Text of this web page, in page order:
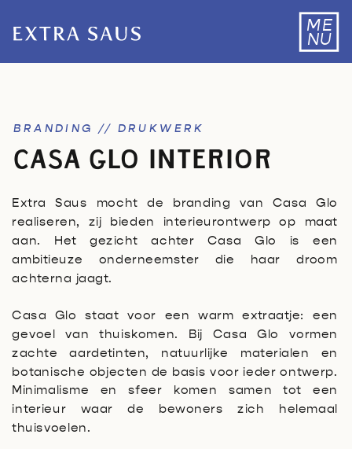
ME
NU
BRANDING // DRUKWERK
CASA GLO INTERIOR
Extra Saus mocht de branding van Casa Glo
realiseren, zij bieden interieurontwerp op maat
aan. Het gezicht achter Casa Glo is een
ambitieuze onderneemster die haar droom
achterna jaagt.
Casa Glo staat voor een warm extraatje: een
gevoel van thuiskomen. Bij Casa Glo vormen
zachte aardetinten, natuurlijke materialen en
botanische objecten de basis voor ieder ontwerp.
Minimalisme en sfeer komen samen tot een
interieur waar de bewoners zich helemaal
thuisvoelen.